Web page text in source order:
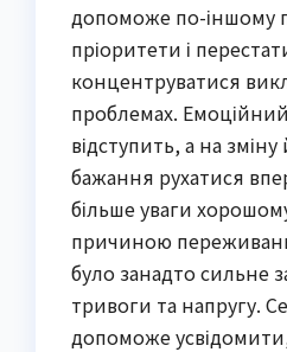
допоможе по-іншому
пріоритети і
концентруватися
проблемах.
відступить, а на
бажання рухатися
більше уваги
причиною
було занадто сильне
тривоги та напругу.
допоможе